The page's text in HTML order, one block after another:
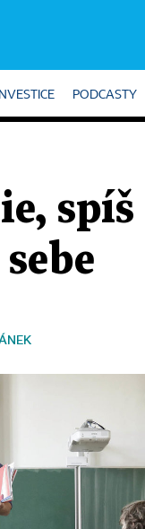
INVESTICE PODCASTY